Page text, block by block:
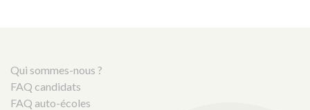
Qui sommes-nous ?
FAQ candidats
FAQ auto-écoles